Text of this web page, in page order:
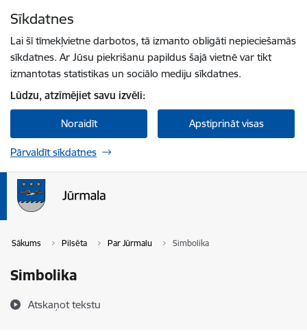
Sīkdatnes
Lai šī tīmekļvietne darbotos, tā izmanto obligāti nepieciešamās
sīkdatnes. Ar Jūsu piekrišanu papildus šajā vietnē var tikt
izmantotas statistikas un sociālo mediju sīkdatnes.
Lūdzu, atzīmējiet savu izvēli:
Noraidīt Apstiprināt visas
Pārvaldīt sīkdatnes
Sākums Pilsēta Par Jūrmalu Simbolika
Simbolika
Atskaņot tekstu